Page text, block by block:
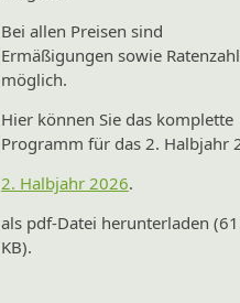
Bei allen Preisen sind
Ermäßigungen sowie
möglich.
Hier können Sie das komplette
Programm für das 2. Halbjahr
2. Halbjahr 2026.
als pdf-Datei herunterladen
KB).